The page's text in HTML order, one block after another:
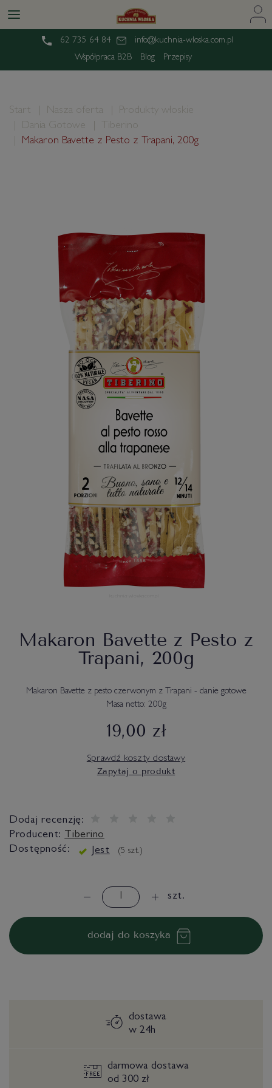
62 735 64 84
info@kuchnia-wloska.com.pl
Współpraca B2B
Blog Przepisy
Start Nasza oferta
Produkty włoskie
Dania Gotowe
Tiberino
Makaron Bavette z Pesto z Trapani, 200g
Makaron Bavette z Pesto z
Trapani, 200g
Makaron Bavette z pesto czerwonym z Trapani - danie gotowe
Masa netto: 200g
19,00 zł
Sprawdź koszty dostawy
Zapytaj o produkt
Dodaj recenzję:
Producent: Tiberino
Dostępność:
Jest (5 szt.)
szt.
dodaj do koszyka
dostawa
w 24h
darmowa dostawa
od 300 zł